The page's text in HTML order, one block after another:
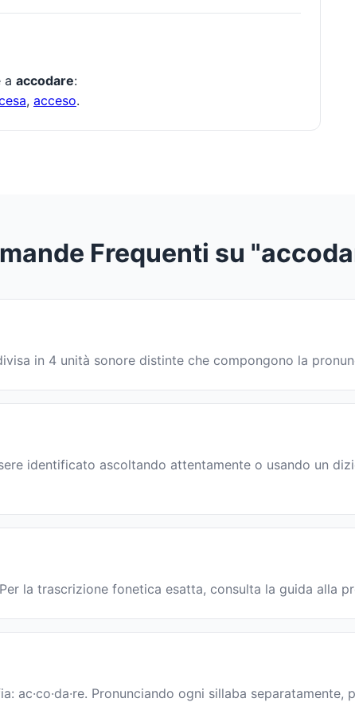
a accodare:
, acceso.
Frequenti su
divisa in 4 unità sonore distinte che compongono la
identificato ascoltando attentamente o usando un
la trascrizione fonetica esatta, consulta la guida alla
ac·co·da·re. Pronunciando ogni sillaba